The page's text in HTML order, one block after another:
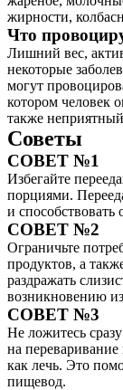
жирности,
Что
Лишний вес,
некоторые
могут
котором человек
также
Советы
СОВЕТ №1
Избегайте
порциями.
и
СОВЕТ №2
Ограничьте
продуктов, а
раздражать
возникновению
СОВЕТ №3
Не ложитесь
на
как лечь. Это
пищевод.